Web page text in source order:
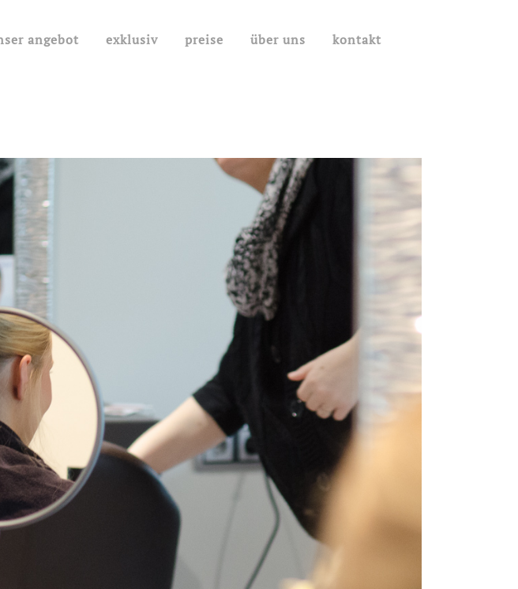
angebot exklusiv preise über uns kontakt